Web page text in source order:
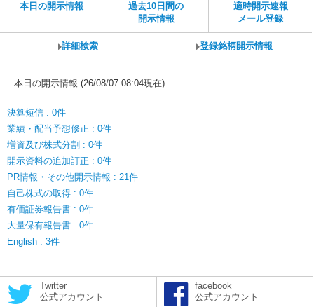
本日の開示情報
過去10日間の
開示情報
適時開示速報
メール登録
詳細検索 登録銘柄開示情報
本日の開示情報 (26/08/07 08:04現在)
決算短信 : 0件
業績・配当予想修正 : 0件
増資及び株式分割 : 0件
開示資料の追加訂正 : 0件
PR情報・その他開示情報 : 21件
自己株式の取得 : 0件
有価証券報告書 : 0件
大量保有報告書 : 0件
English : 3件
Twitter
公式アカウント
facebook
公式アカウント